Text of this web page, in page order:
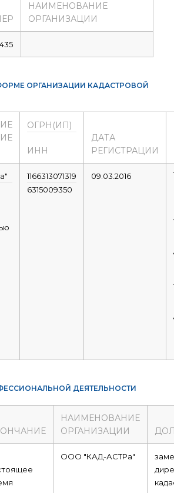
НАИМЕНОВАНИЕ
ОРГАНИЗАЦИИ
ОРГАНИЗАЦИИ КАДАСТРОВОЙ
ОГРН(ИП)
ИНН
ДАТА
РЕГИСТРАЦИИ
1166313071319
6315009350
09.03.2016
ДЕЯТЕЛЬНОСТИ
НАИМЕНОВАНИЕ
ОРГАНИЗАЦИИ
ООО "КАД-АСТРа"